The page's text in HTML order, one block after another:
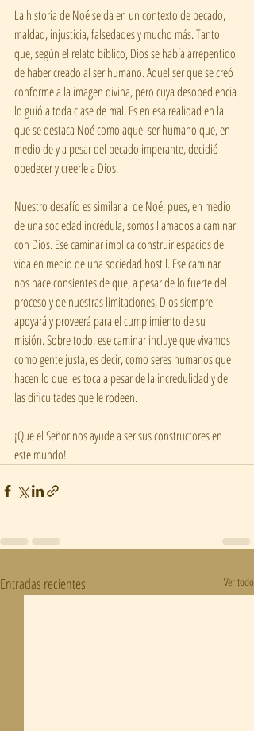
La historia de Noé se da en un contexto de pecado,
maldad, injusticia, falsedades y mucho más. Tanto
que, según el relato bíblico, Dios se había arrepentido
de haber creado al ser humano. Aquel ser que se creó
conforme a la imagen divina, pero cuya desobediencia
lo guió a toda clase de mal. Es en esa realidad en la
que se destaca Noé como aquel ser humano que, en
medio de y a pesar del pecado imperante, decidió
obedecer y creerle a Dios.
Nuestro desafío es similar al de Noé, pues, en medio
de una sociedad incrédula, somos llamados a caminar
con Dios. Ese caminar implica construir espacios de
vida en medio de una sociedad hostil. Ese caminar
nos hace consientes de que, a pesar de lo fuerte del
proceso y de nuestras limitaciones, Dios siempre
apoyará y proveerá para el cumplimiento de su
misión. Sobre todo, ese caminar incluye que vivamos
como gente justa, es decir, como seres humanos que
hacen lo que les toca a pesar de la incredulidad y de
las dificultades que le rodeen.
¡Que el Señor nos ayude a ser sus constructores en
este mundo!
Entradas recientes Ver todo